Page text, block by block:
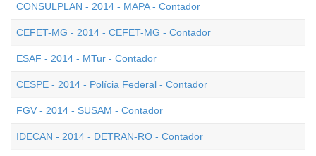
CONSULPLAN - 2014 - MAPA - Contador
CEFET-MG - 2014 - CEFET-MG - Contador
ESAF - 2014 - MTur - Contador
CESPE - 2014 - Polícia Federal - Contador
FGV - 2014 - SUSAM - Contador
IDECAN - 2014 - DETRAN-RO - Contador